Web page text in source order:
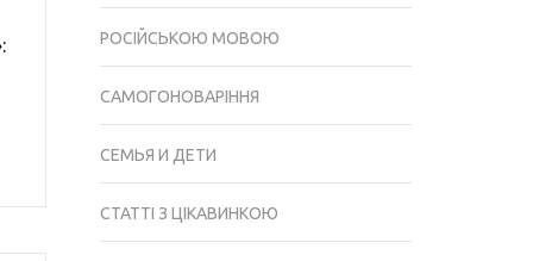
РОСІЙСЬКОЮ МОВОЮ
САМОГОНОВАРІННЯ
СЕМЬЯ И ДЕТИ
СТАТТІ З ЦІКАВИНКОЮ